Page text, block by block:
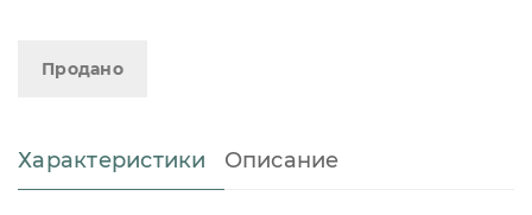
Продано
Характеристики Описание